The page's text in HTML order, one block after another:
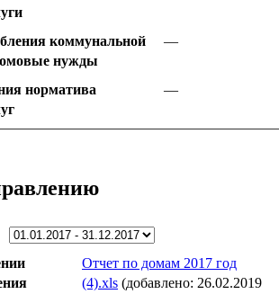
коммунальной
нужды
—
норматива
—
Отчет по домам 2017 год
(4).xls (добавлено: 26.02.2019